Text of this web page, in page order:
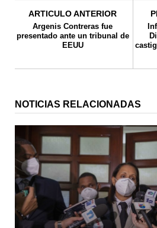
ARTICULO ANTERIOR
Argenis Contreras fue
presentado ante un tribunal de
EEUU
NOTICIAS RELACIONADAS